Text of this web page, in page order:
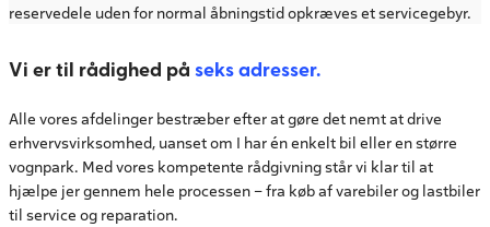
reservedele uden for normal åbningstid opkræves et servicegebyr.
Vi er til rådighed påseks adresser.
Alle vores afdelinger bestræber efter at gøre det nemt at drive
erhvervsvirksomhed, uanset om I har én enkelt bil eller en større
vognpark. Med vores kompetente rådgivning står vi klar til at
hjælpe jer gennem hele processen – fra køb af varebiler og lastbiler
til service og reparation.